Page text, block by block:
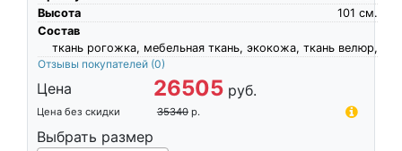
Высота
см.
101
Состав
ткань рогожка, мебельная ткань, экокожа, ткань велюр,
Отзывы покупателей (0)
Цена 26505 руб.
Цена без скидки 35340 р.
Выбрать размер